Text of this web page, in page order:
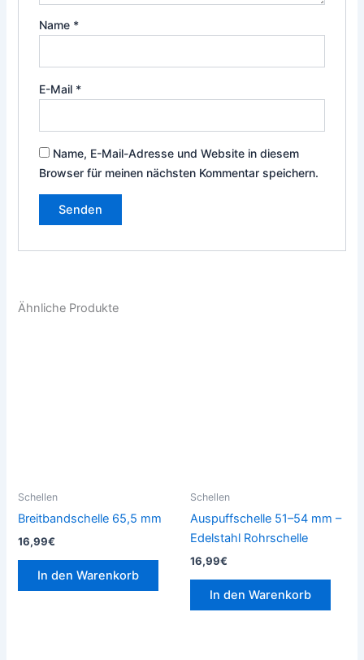
Name *
E-Mail *
Name, E-Mail-Adresse und Website in diesem
Browser für meinen nächsten Kommentar speichern.
Ähnliche Produkte
Schellen
Breitbandschelle 65,5 mm
16,99€
In den Warenkorb
Schellen
Auspuffschelle 51–54 mm –
Edelstahl Rohrschelle
16,99€
In den Warenkorb